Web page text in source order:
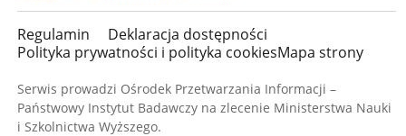
Regulamin
Deklaracja dostępności
Polityka prywatności i polityka cookiesMapa strony
Serwis prowadzi Ośrodek Przetwarzania Informacji –
Państwowy Instytut Badawczy na zlecenie Ministerstwa Nauki
i Szkolnictwa Wyższego.